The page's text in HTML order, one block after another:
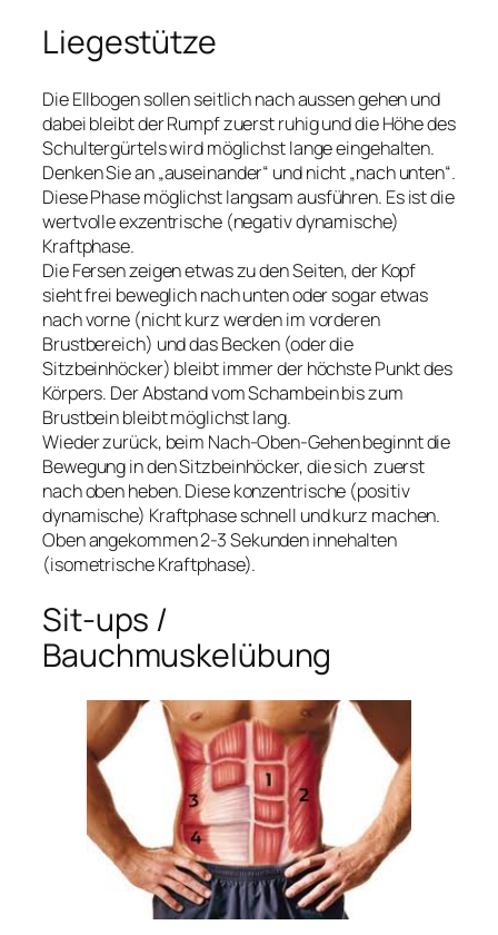
Liegestütze
Die Ellbogen sollen seitlich nach aussen gehen und
dabei bleibt der Rumpf zuerst ruhig und die Höhe des
Schultergürtels wird möglichst lange eingehalten.
Denken Sie an „auseinander“ und nicht „nach unten“.
Diese Phase möglichst langsam ausführen. Es ist die
wertvolle exzentrische (negativ dynamische)
Kraftphase.
Die Fersen zeigen etwas zu den Seiten, der Kopf
sieht frei beweglich nach unten oder sogar etwas
nach vorne (nicht kurz werden im vorderen
Brustbereich) und das Becken (oder die
Sitzbeinhöcker) bleibt immer der höchste Punkt des
Körpers. Der Abstand vom Schambein bis zum
Brustbein bleibt möglichst lang.
Wieder zurück, beim Nach-Oben-Gehen beginnt die
Bewegung in den Sitzbeinhöcker, die sich zuerst
nach oben heben. Diese konzentrische (positiv
dynamische) Kraftphase schnell und kurz machen.
Oben angekommen 2-3 Sekunden innehalten
(isometrische Kraftphase).
Sit-ups /
Bauchmuskelübung